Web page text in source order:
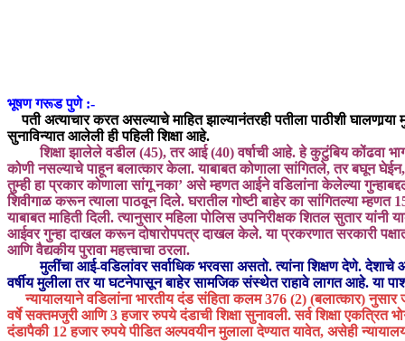
भूषण गरूड पुणे :-
पती अत्याचार करत असल्याचे माहित झाल्यानंतरही पतीला पाठीशी
सुनाविन्यात आलेली ही पहिली शिक्षा आहे.
शिक्षा झालेले वडील (45), तर आई (40) वर्षाची आहे. हे कुटुंबिय कोंढवा
कोणी नसल्याचे पाहून बलात्कार केला. याबाबत कोणाला सांगितले, तर बघून
तुम्ही हा प्रकार कोणाला सांगू नका’ असे म्हणत आईने वडिलांना केलेल्या
शिवीगाळ करून त्याला पाठवून दिले. घरातील गोष्टी बाहेर का सांगितल्या
याबाबत माहिती दिली. त्यानुसार महिला पोलिस उपनिरीक्षक शितल सुतार
आईवर गुन्हा दाखल करून दोषारोपपत्र दाखल केले. या प्रकरणात सरकारी
आणि वैद्यकीय पुरावा महत्त्वाचा ठरला.
मुलींचा आई-वडिलांवर सर्वाधिक भरवसा असतो. त्यांना शिक्षण देणे.
वर्षीय मुलीला तर या घटनेपासून बाहेर सामजिक संस्थेत राहावे लागत आहे. या
न्यायालयाने वडिलांना भारतीय दंड संहिता कलम 376 (2) (बलात्कार)
वर्षे सक्तमजुरी आणि 3 हजार रुपये दंडाची शिक्षा सुनावली. सर्व शिक्षा
दंडापैकी 12 हजार रुपये पीडित अल्पवयीन मुलाला देण्यात यावेत, असेही